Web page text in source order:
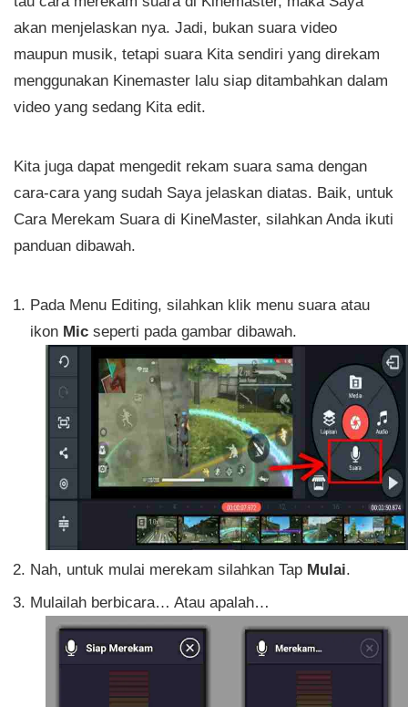
akan menjelaskan nya. Jadi, bukan suara video
maupun musik, tetapi suara Kita sendiri yang direkam
menggunakan Kinemaster lalu siap ditambahkan dalam
video yang sedang Kita edit.
Kita juga dapat mengedit rekam suara sama dengan
cara-cara yang sudah Saya jelaskan diatas. Baik, untuk
Cara Merekam Suara di KineMaster, silahkan Anda ikuti
panduan dibawah.
Pada Menu Editing, silahkan klik menu suara atau
ikon Mic seperti pada gambar dibawah.
Nah, untuk mulai merekam silahkan Tap Mulai.
Mulailah berbicara… Atau apalah…